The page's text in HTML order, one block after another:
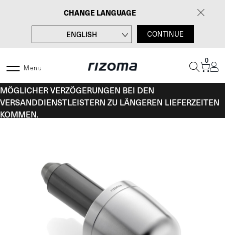
CHANGE LANGUAGE
ENGLISH
ITALIANO
ESPAÑOL
CONTINUE
Menu
0
MÖGLICHER VERZÖGERUNGEN BEI DEN
VERSANDDIENSTLEISTERN ZU LÄNGEREN LIEFERZEITEN
KOMMEN.